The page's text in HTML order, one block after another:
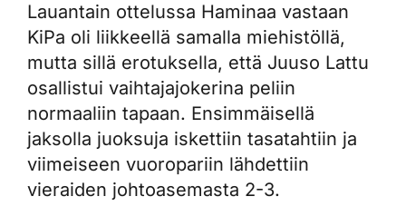
Lauantain ottelussa Haminaa vastaan
KiPa oli liikkeellä samalla miehistöllä,
mutta sillä erotuksella, että Juuso Lattu
osallistui vaihtajajokerina peliin
normaaliin tapaan. Ensimmäisellä
jaksolla juoksuja iskettiin tasatahtiin ja
viimeiseen vuoropariin lähdettiin
vieraiden johtoasemasta 2-3.